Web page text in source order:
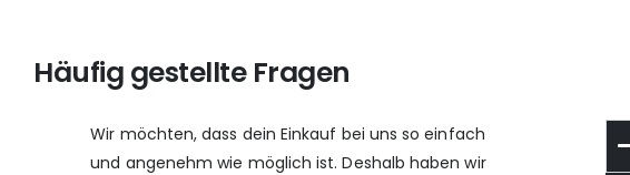
Häufig gestellte Fragen
Wir möchten, dass dein Einkauf bei uns so einfach
und angenehm wie möglich ist. Deshalb haben wir